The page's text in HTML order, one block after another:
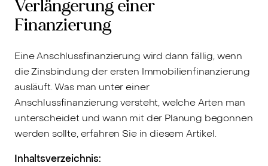
Verlängerung einer
Finanzierung
Eine Anschlussfinanzierung wird dann fällig, wenn
die Zinsbindung der ersten Immobilienfinanzierung
ausläuft. Was man unter einer
Anschlussfinanzierung versteht, welche Arten man
unterscheidet und wann mit der Planung begonnen
werden sollte, erfahren Sie in diesem Artikel.
Inhaltsverzeichnis: